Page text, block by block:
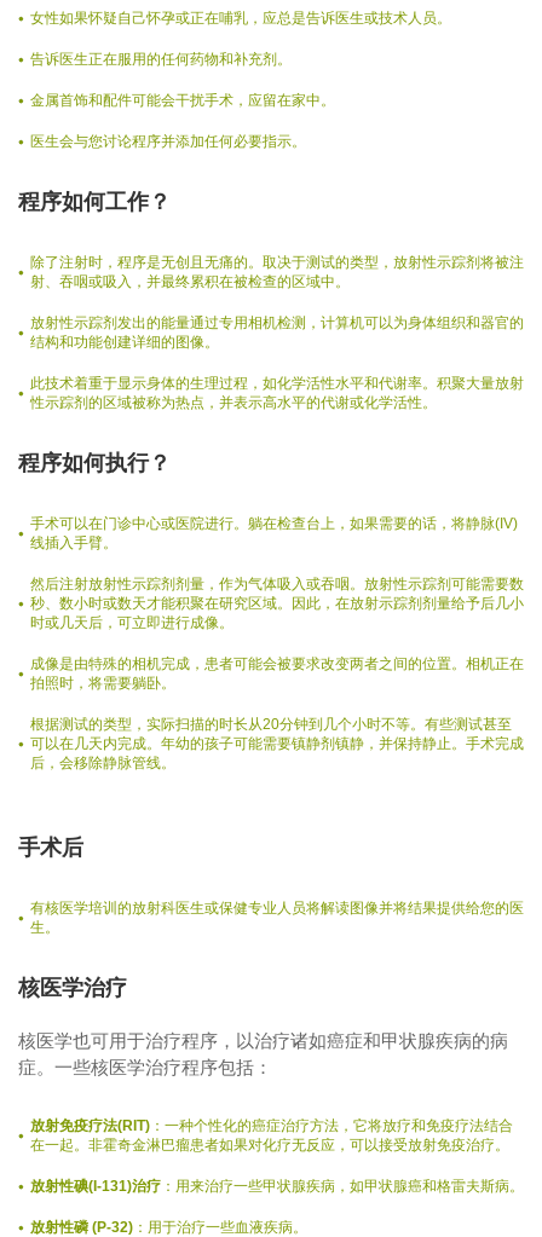
女性如果怀疑自己怀孕或正在哺乳，应总是告诉医生或技术人员。
告诉医生正在服用的任何药物和补充剂。
金属首饰和配件可能会干扰手术，应留在家中。
医生会与您讨论程序并添加任何必要指示。
程序如何工作？
除了注射时，程序是无创且无痛的。取决于测试的类型，放射性示踪剂将被注
射、吞咽或吸入，并最终累积在被检查的区域中。
放射性示踪剂发出的能量通过专用相机检测，计算机可以为身体组织和器官的
结构和功能创建详细的图像。
此技术着重于显示身体的生理过程，如化学活性水平和代谢率。积聚大量放射
性示踪剂的区域被称为热点，并表示高水平的代谢或化学活性。
程序如何执行？
手术可以在门诊中心或医院进行。躺在检查台上，如果需要的话，将静脉(IV)
线插入手臂。
然后注射放射性示踪剂剂量，作为气体吸入或吞咽。放射性示踪剂可能需要数
秒、数小时或数天才能积聚在研究区域。因此，在放射示踪剂剂量给予后几小
时或几天后，可立即进行成像。
成像是由特殊的相机完成，患者可能会被要求改变两者之间的位置。相机正在
拍照时，将需要躺卧。
根据测试的类型，实际扫描的时长从20分钟到几个小时不等。有些测试甚至
可以在几天内完成。年幼的孩子可能需要镇静剂镇静，并保持静止。手术完成
后，会移除静脉管线。
手术后
有核医学培训的放射科医生或保健专业人员将解读图像并将结果提供给您的医
生。
核医学治疗
核医学也可用于治疗程序，以治疗诸如癌症和甲状腺疾病的病
症。一些核医学治疗程序包括：
放射免疫疗法(RIT) ：一种个性化的癌症治疗方法，它将放疗和免疫疗法结合
在一起。非霍奇金淋巴瘤患者如果对化疗无反应，可以接受放射免疫治疗。
放射性碘(I-131)治疗 ：用来治疗一些甲状腺疾病，如甲状腺癌和格雷夫斯病。
放射性磷 (P-32) ：用于治疗一些血液疾病。